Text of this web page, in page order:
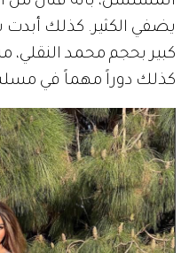
يضفي الكثير. كذلك
كبير بحجم محمد
كذلك دوراً مهماً في